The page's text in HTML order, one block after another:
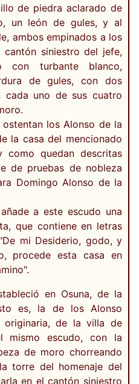
de piedra aclarado de
un león de gules, y al
ambos empinados a los
siniestro del jefe,
con turbante blanco,
de gules, con dos
cada uno de sus cuatro
los Alonso de la
la casa del mencionado
quedan descritas
de pruebas de nobleza
Domingo Alonso de la
a este escudo una
que contiene en letras
mi Desiderio, godo, y
procede esta casa en
en Osuna, de la
es, la de los Alonso
originaria, de la villa de
mismo escudo, con la
de moro chorreando
torre del homenaje del
en el cantón siniestro